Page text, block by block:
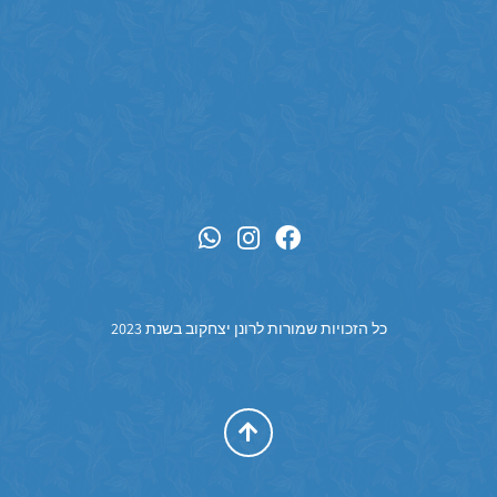
כל הזכויות שמורות לרונן יצחקוב בשנת 2023